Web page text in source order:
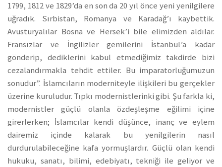
1799, 1812 ve 1829’da en son da 20 yıl önce yeni yenilgilere
uğradık. Sırbistan, Romanya ve Karadağ’ı kaybettik.
Avusturyalılar Bosna ve Hersek’i bile elimizden aldılar.
Fransızlar ve İngilizler gemilerini İstanbul’a kadar
gönderip, dediklerini kabul etmediğimiz takdirde bizi
cezalandırmakla tehdit ettiler. Bu imparatorluğumuzun
sonudur”. İslamcıların moderniteyle ilişkileri bu gerçekler
üzerine kuruludur. Tıpkı modernistlerinki gibi. Şu farkla ki,
modernistler güçlü olanla özdeşleşme eğilimi içine
girerlerken; İslamcılar kendi düşünce, inanç ve eylem
dairemiz içinde kalarak bu yenilgilerin nasıl
durdurulabileceğine kafa yormuşlardır. Güçlü olan kendi
hukuku, sanatı, bilimi, edebiyatı, tekniği ile geliyor ve